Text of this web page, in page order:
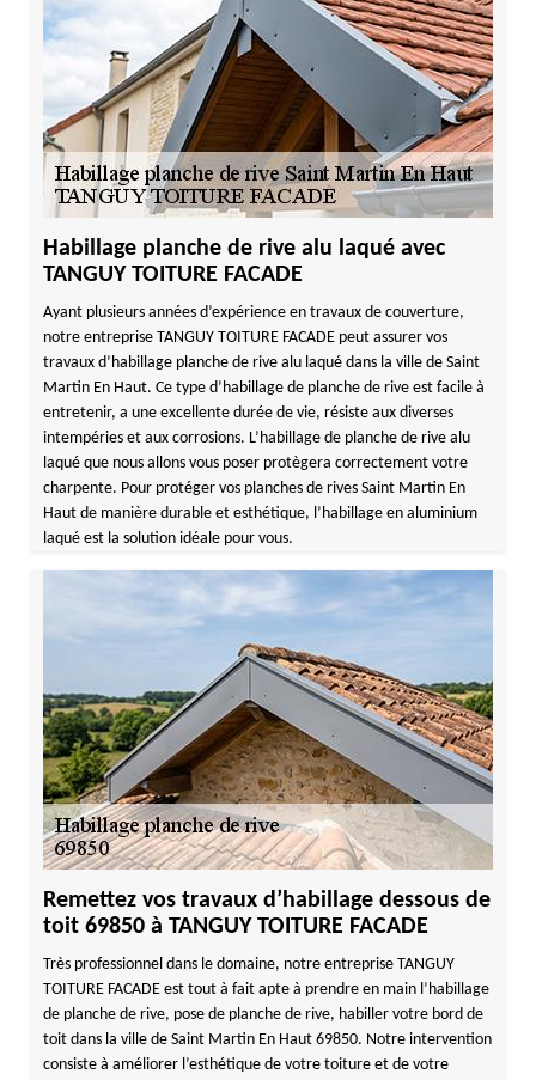
Habillage planche de rive alu laqué avec
TANGUY TOITURE FACADE
Ayant plusieurs années d’expérience en travaux de couverture,
notre entreprise TANGUY TOITURE FACADE peut assurer vos
travaux d’habillage planche de rive alu laqué dans la ville de Saint
Martin En Haut. Ce type d’habillage de planche de rive est facile à
entretenir, a une excellente durée de vie, résiste aux diverses
intempéries et aux corrosions. L’habillage de planche de rive alu
laqué que nous allons vous poser protègera correctement votre
charpente. Pour protéger vos planches de rives Saint Martin En
Haut de manière durable et esthétique, l’habillage en aluminium
laqué est la solution idéale pour vous.
Remettez vos travaux d’habillage dessous de
toit 69850 à TANGUY TOITURE FACADE
Très professionnel dans le domaine, notre entreprise TANGUY
TOITURE FACADE est tout à fait apte à prendre en main l’habillage
de planche de rive, pose de planche de rive, habiller votre bord de
toit dans la ville de Saint Martin En Haut 69850. Notre intervention
consiste à améliorer l’esthétique de votre toiture et de votre